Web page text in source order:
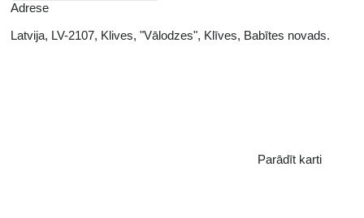
Adrese
Latvija, LV-2107, Klives, "Vālodzes", Klīves, Babītes novads.
Parādīt karti